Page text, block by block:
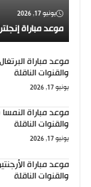
يونيو 17, 2026
موعد مباراة إنجلترا
والقنوات الناقلة
يونيو 17, 2026
والقنوات الناقلة
يونيو 17, 2026
والقنوات الناقلة